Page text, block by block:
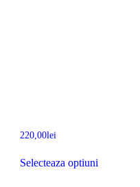
220,00lei
Selecteaza optiuni